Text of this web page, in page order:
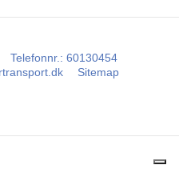
Telefonnr.: 60130454
Sitemap